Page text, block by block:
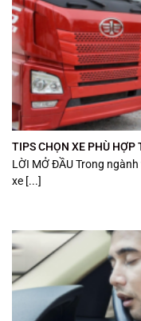
TIPS CHỌN XE PHÙ HỢP
LỜI MỞ ĐẦU Trong
xe [...]